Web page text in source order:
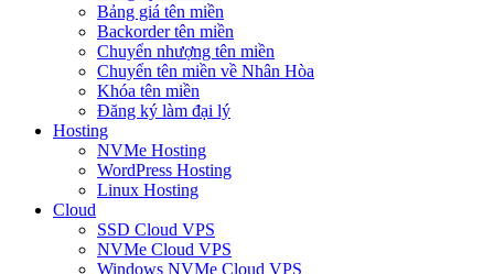
Bảng giá tên miền
Backorder tên miền
Chuyển nhượng tên miền
Chuyển tên miền về Nhân Hòa
Khóa tên miền
Đăng ký làm đại lý
Hosting
NVMe Hosting
WordPress Hosting
Linux Hosting
Cloud
SSD Cloud VPS
NVMe Cloud VPS
Windows NVMe Cloud VPS